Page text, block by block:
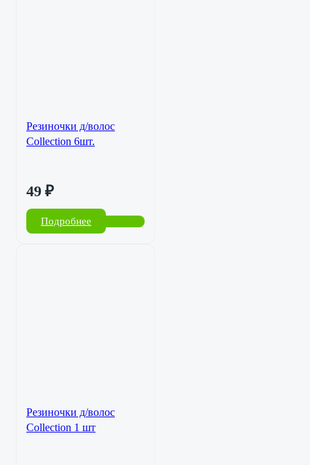
Резиночки д/волос
Collection 6шт.
49 ₽
Подробнее
Резиночки д/волос
Collection 1 шт